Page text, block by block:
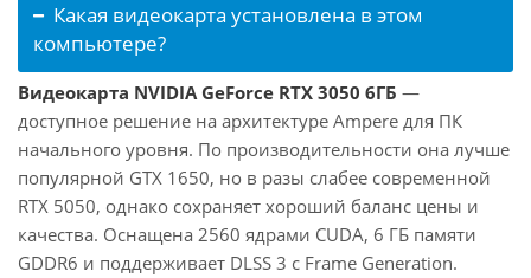
Какая видеокарта установлена в этом
компьютере?
Видеокарта NVIDIA GeForce RTX 3050 6ГБ —
доступное решение на архитектуре Ampere для ПК
начального уровня. По производительности она лучше
популярной GTX 1650, но в разы слабее современной
RTX 5050, однако сохраняет хороший баланс цены и
качества. Оснащена 2560 ядрами CUDA, 6 ГБ памяти
GDDR6 и поддерживает DLSS 3 с Frame Generation.